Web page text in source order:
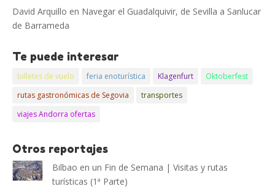
David Arquillo en Navegar el Guadalquivir, de Sevilla a Sanlucar
de Barrameda
Te puede interesar
billetes de vuelo feria enoturística Klagenfurt
Oktoberfest
rutas gastronómicas de Segovia
transportes
viajes Andorra ofertas
Otros reportajes
Bilbao en un Fin de Semana | Visitas y rutas
turísticas (1ª Parte)